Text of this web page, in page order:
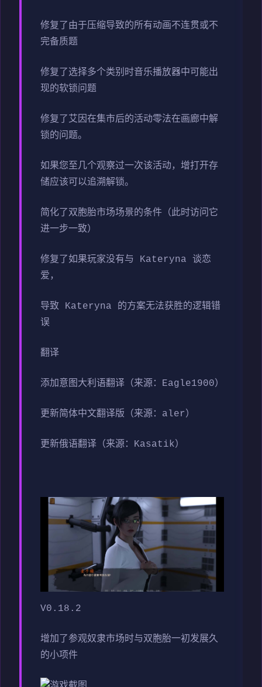
修复了由于压缩导致的所有动画不连贯或不
完备质题
修复了选择多个类别时音乐播放器中可能出
现的软锁问题
修复了艾因在集市后的活动零法在画廊中解
锁的问题。
如果您至几个观察过一次该活动，增打开存
储应该可以追溯解锁。
简化了双胞胎市场场景的条件（此时访问它
进一步一致）
修复了如果玩家没有与 Kateryna 谈恋
爱，
导致 Kateryna 的方案无法获胜的逻辑错
误
翻译
添加意图大利语翻译（来源：Eagle1900）
更新简体中文翻译版（来源：aler）
更新俄语翻译（来源：Kasatik）
V0.18.2
增加了参观奴隶市场时与双胞胎一初发展久
的小项件